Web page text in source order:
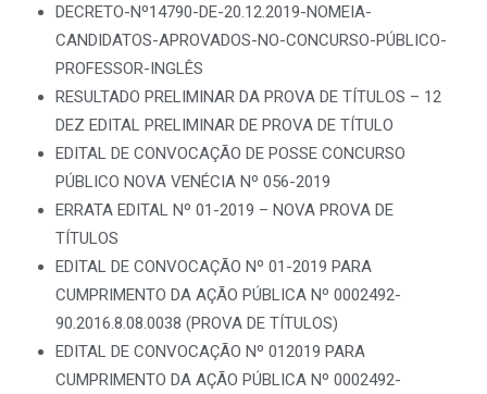
DECRETO-Nº14790-DE-20.12.2019-NOMEIA-
CANDIDATOS-APROVADOS-NO-CONCURSO-PÚBLICO-
PROFESSOR-INGLÊS
RESULTADO PRELIMINAR DA PROVA DE TÍTULOS – 12
DEZ EDITAL PRELIMINAR DE PROVA DE TÍTULO
EDITAL DE CONVOCAÇÃO DE POSSE CONCURSO
PÚBLICO NOVA VENÉCIA Nº 056-2019
ERRATA EDITAL Nº 01-2019 – NOVA PROVA DE
TÍTULOS
EDITAL DE CONVOCAÇÃO Nº 01-2019 PARA
CUMPRIMENTO DA AÇÃO PÚBLICA Nº 0002492-
90.2016.8.08.0038 (PROVA DE TÍTULOS)
EDITAL DE CONVOCAÇÃO Nº 012019 PARA
CUMPRIMENTO DA AÇÃO PÚBLICA Nº 0002492-